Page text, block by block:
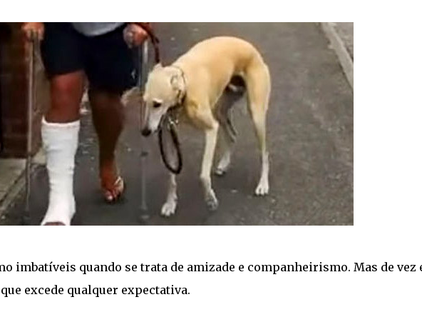
imbatíveis quando se trata de amizade e companheirismo. Mas de vez
excede qualquer expectativa.